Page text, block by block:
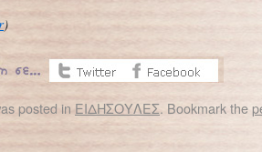
)
posted in ΕΙΔΗΣΟΥΛΕΣ. Bookmark the